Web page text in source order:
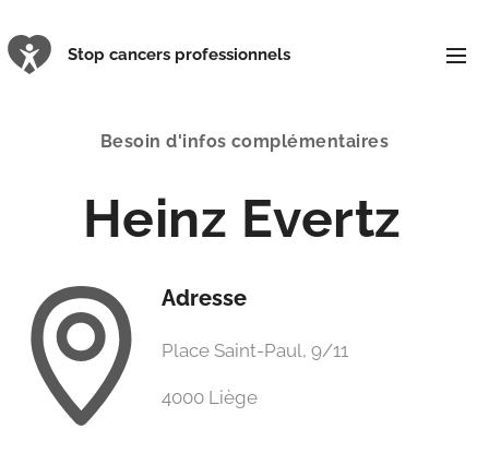
Stop cancers professionnels
Besoin d'infos complémentaires
Heinz Evertz
Adresse
Place Saint-Paul, 9/11
4000 Liège